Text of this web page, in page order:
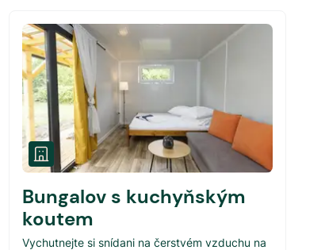
Bungalov s kuchyňským
koutem
Vychutnejte si snídani na čerstvém vzduchu na